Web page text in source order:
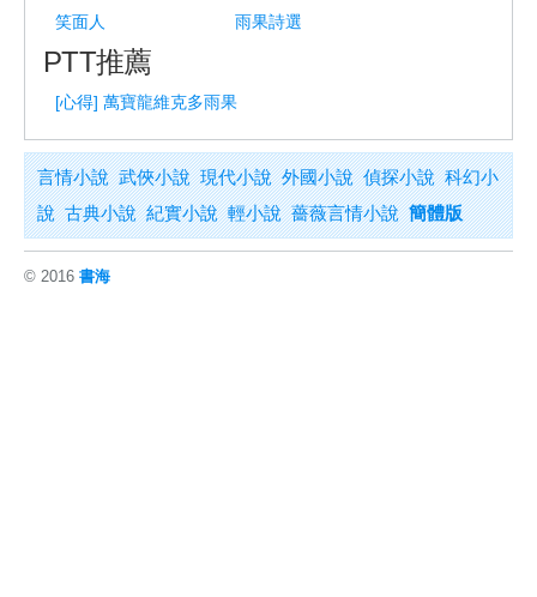
笑面人 雨果詩選
PTT推薦
[心得] 萬寶龍維克多雨果
言情小說 武俠小說 現代小說 外國小說 偵探小說 科幻小
說 古典小說 紀實小說 輕小說 薔薇言情小說 簡體版
© 2016 書海